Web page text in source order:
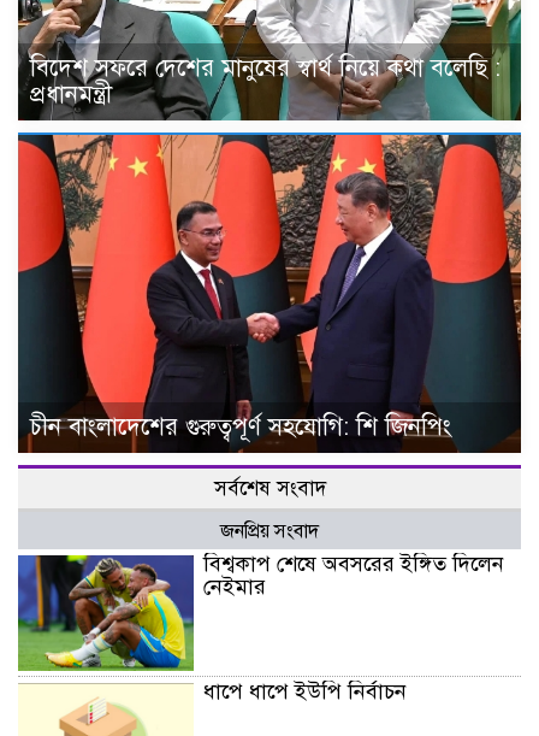
বিদেশ সফরে দেশের মানুষের স্বার্থ নিয়ে কথা বলেছি :
প্রধানমন্ত্রী
চীন বাংলাদেশের গুরুত্বপূর্ণ সহযোগি: শি জিনপিং
সর্বশেষ সংবাদ
জনপ্রিয় সংবাদ
বিশ্বকাপ শেষে অবসরের ইঙ্গিত দিলেন
নেইমার
ধাপে ধাপে ইউপি নির্বাচন